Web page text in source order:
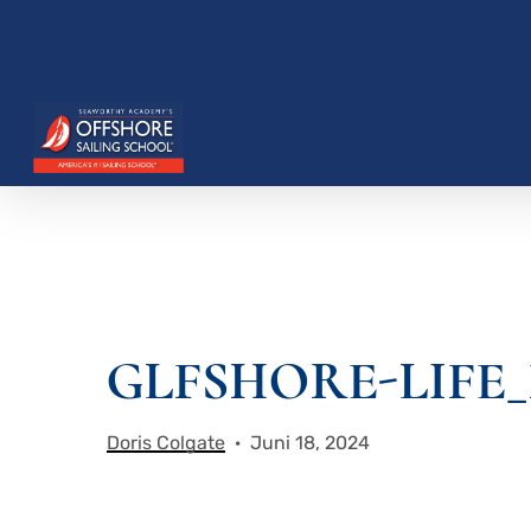
Drücken Sie die Eingabetaste, um zu suchen,
GLFSHORE-
Doris Colgate Juni 18, 2024